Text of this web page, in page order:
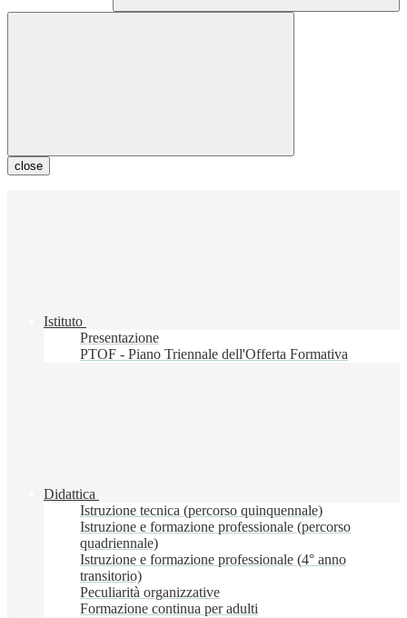
close
Istituto
Presentazione
PTOF - Piano Triennale dell'Offerta Formativa
Didattica
Istruzione tecnica (percorso quinquennale)
Istruzione e formazione professionale (percorso
quadriennale)
Istruzione e formazione professionale (4° anno
transitorio)
Peculiarità organizzative
Formazione continua per adulti